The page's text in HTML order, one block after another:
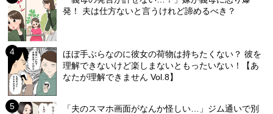
発！ 夫は仕方ないと言うけれど諦めるべき？
ほぼ手ぶらなのに彼女の荷物は持ちたくない？ 彼を
理解できないけど楽しまないともったいない！【あ
なたが理解できません Vol.8】
「夫のスマホ画面がなんか怪しい…」ジム通いで別